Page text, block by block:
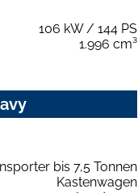
106 kW / 144 PS
1.996 cm³
bis 7,5 Tonnen
Kastenwagen